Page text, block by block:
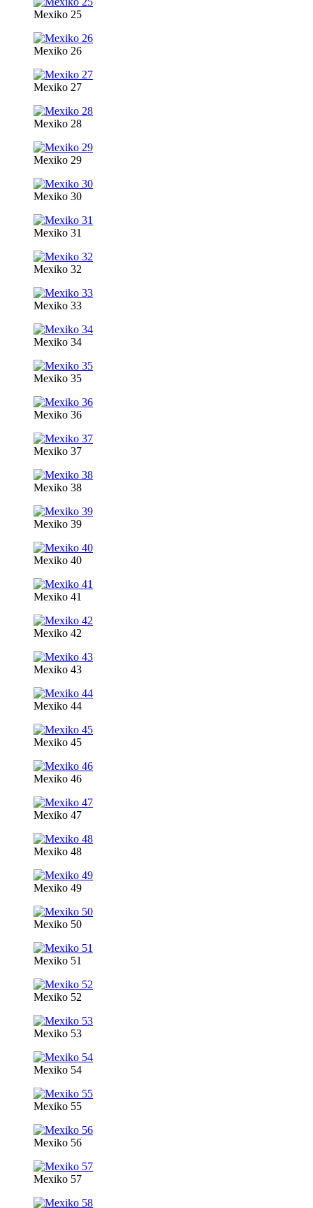
Mexiko 25
Mexiko 26
Mexiko 27
Mexiko 28
Mexiko 29
Mexiko 30
Mexiko 31
Mexiko 32
Mexiko 33
Mexiko 34
Mexiko 35
Mexiko 36
Mexiko 37
Mexiko 38
Mexiko 39
Mexiko 40
Mexiko 41
Mexiko 42
Mexiko 43
Mexiko 44
Mexiko 45
Mexiko 46
Mexiko 47
Mexiko 48
Mexiko 49
Mexiko 50
Mexiko 51
Mexiko 52
Mexiko 53
Mexiko 54
Mexiko 55
Mexiko 56
Mexiko 57